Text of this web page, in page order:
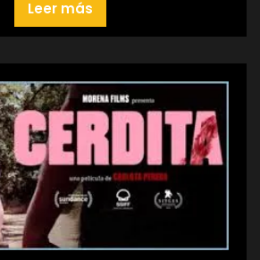
Leer más